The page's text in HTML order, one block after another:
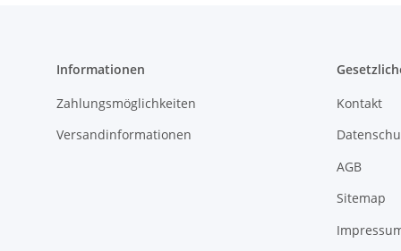
Informationen
Zahlungsmöglichkeiten
Versandinformationen
Kontakt
AGB
Sitemap